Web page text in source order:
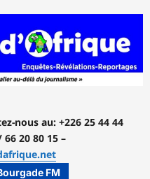
nous au: +226 25 44 44
20 80 15 –
FM